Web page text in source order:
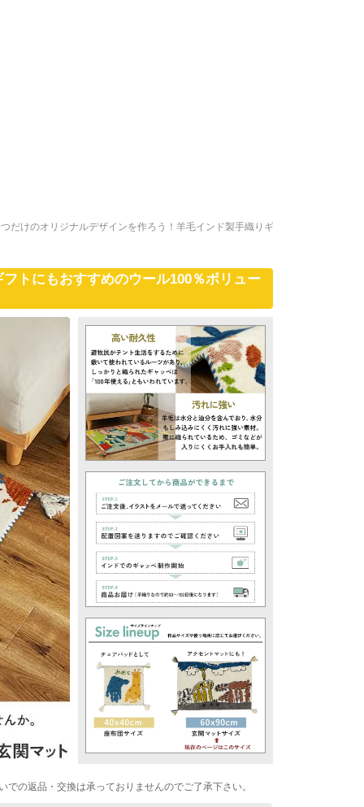
だけのオリジナルデザインを作ろう！羊毛インド製手織りギ
トにもおすすめのウール100％ボリュー
の返品・交換は承っておりませんのでご了承下さい。